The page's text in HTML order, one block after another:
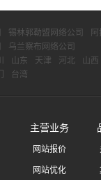
锡林郭勒盟网络公司
乌兰察布网络公司
山东 天津 河北
山西
台湾
主营业务
网站报价
网站优化